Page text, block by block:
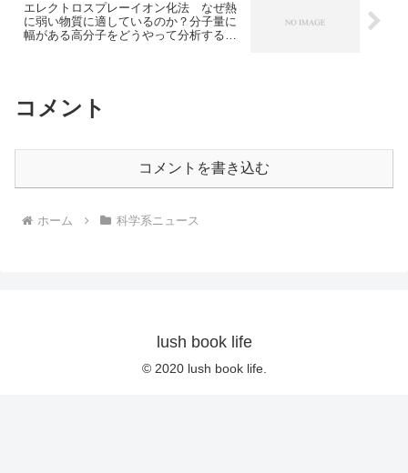
エレクトロスプレーイオン化法 なぜ熱
に弱い物質に適しているのか？分子量に
幅がある高分子をどうやって分析するの
コメント
コメントを書き込む
ホーム 科学系ニュース
lush book life
© 2020 lush book life.